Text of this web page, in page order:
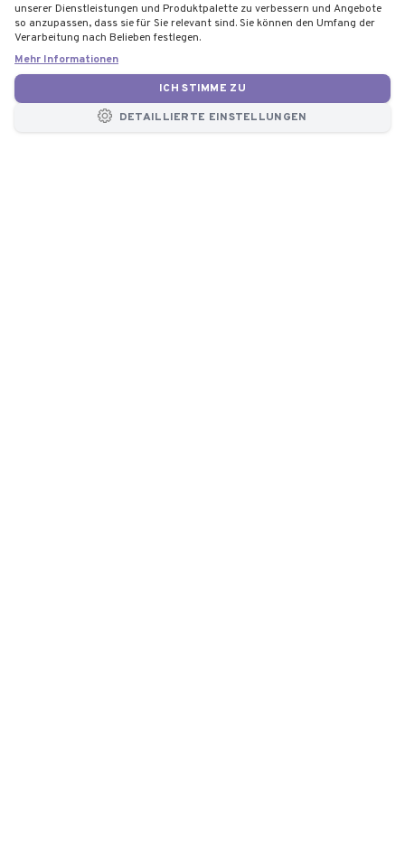
unserer Dienstleistungen und Produktpalette zu verbessern und Angebote
so anzupassen, dass sie für Sie relevant sind. Sie können den Umfang der
Verarbeitung nach Belieben festlegen.
Mehr Informationen
ICH STIMME ZU
DETAILLIERTE EINSTELLUNGEN